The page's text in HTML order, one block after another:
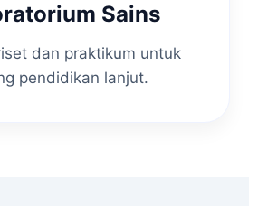
Sains
dan praktikum untuk
pendidikan lanjut.